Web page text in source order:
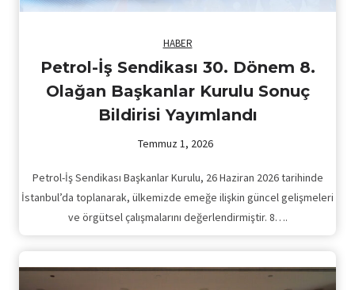
HABER
Petrol-İş Sendikası 30. Dönem 8.
Olağan Başkanlar Kurulu Sonuç
Bildirisi Yayımlandı
Temmuz 1, 2026
Petrol-İş Sendikası Başkanlar Kurulu, 26 Haziran 2026 tarihinde
İstanbul’da toplanarak, ülkemizde emeğe ilişkin güncel gelişmeleri
ve örgütsel çalışmalarını değerlendirmiştir. 8….